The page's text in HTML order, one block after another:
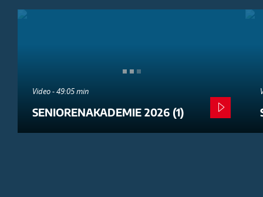
Video - 49:05 min
SENIORENAKADEMIE 2026 (1)